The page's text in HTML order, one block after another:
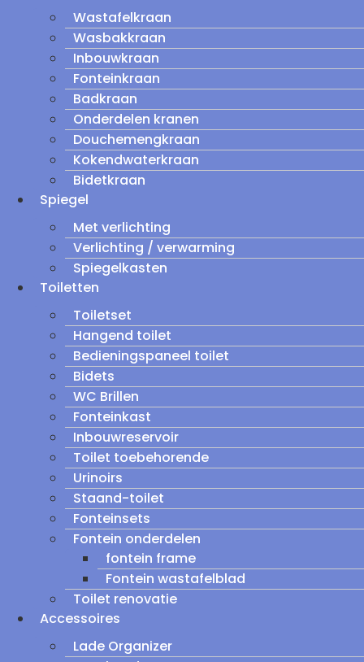
Wastafelkraan
Wasbakkraan
Inbouwkraan
Fonteinkraan
Badkraan
Onderdelen kranen
Douchemengkraan
Kokendwaterkraan
Bidetkraan
Spiegel
Met verlichting
Verlichting / verwarming
Spiegelkasten
Toiletten
Toiletset
Hangend toilet
Bedieningspaneel toilet
Bidets
WC Brillen
Fonteinkast
Inbouwreservoir
Toilet toebehorende
Urinoirs
Staand-toilet
Fonteinsets
Fontein onderdelen
fontein frame
Fontein wastafelblad
Toilet renovatie
Accessoires
Lade Organizer